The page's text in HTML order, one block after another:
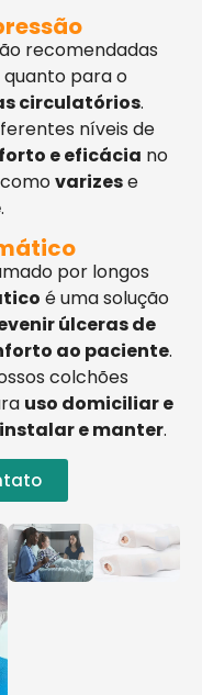
recomendadas
quanto para o
circulatórios.
níveis de
e eficácia no
varizese
.
por longos
é uma solução
úlceras de
ao paciente.
colchões
uso domiciliar e
e manter.